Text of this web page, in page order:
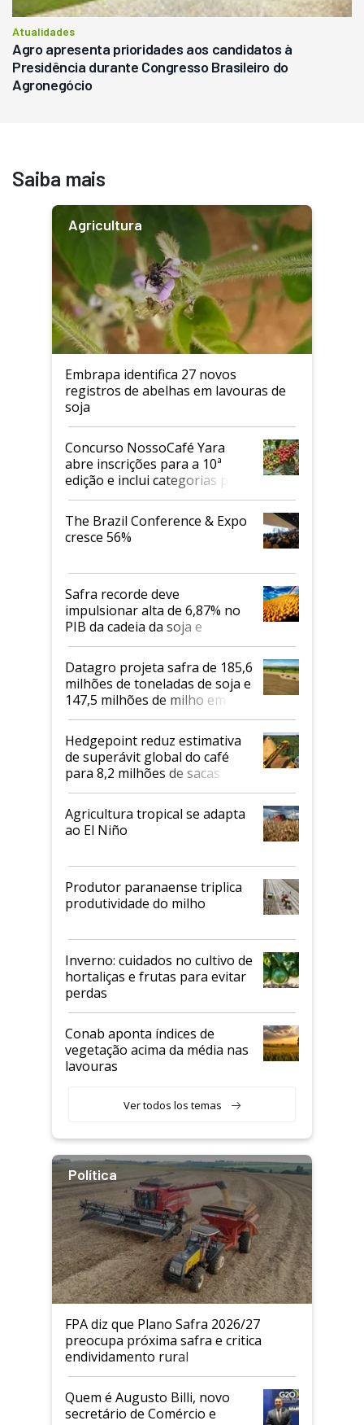
Atualidades
Agro apresenta prioridades aos candidatos à
Presidência durante Congresso Brasileiro do
Agronegócio
Saiba mais
Agricultura
Embrapa identifica 27 novos
registros de abelhas em lavouras de
soja
Concurso NossoCafé Yara
abre inscrições para a 10ª
edição e inclui categorias para
cafés Canephora
The Brazil Conference & Expo
cresce 56%
Safra recorde deve
impulsionar alta de 6,87% no
PIB da cadeia da soja e
biodiesel em 2026
Datagro projeta safra de 185,6
milhões de toneladas de soja e
147,5 milhões de milho em
2026/27
Hedgepoint reduz estimativa
de superávit global do café
para 8,2 milhões de sacas
Agricultura tropical se adapta
ao El Niño
Produtor paranaense triplica
produtividade do milho
Inverno: cuidados no cultivo de
hortaliças e frutas para evitar
perdas
Conab aponta índices de
vegetação acima da média nas
lavouras
Ver todos los temas
Política
FPA diz que Plano Safra 2026/27
preocupa próxima safra e critica
endividamento rural
Quem é Augusto Billi, novo
secretário de Comércio e